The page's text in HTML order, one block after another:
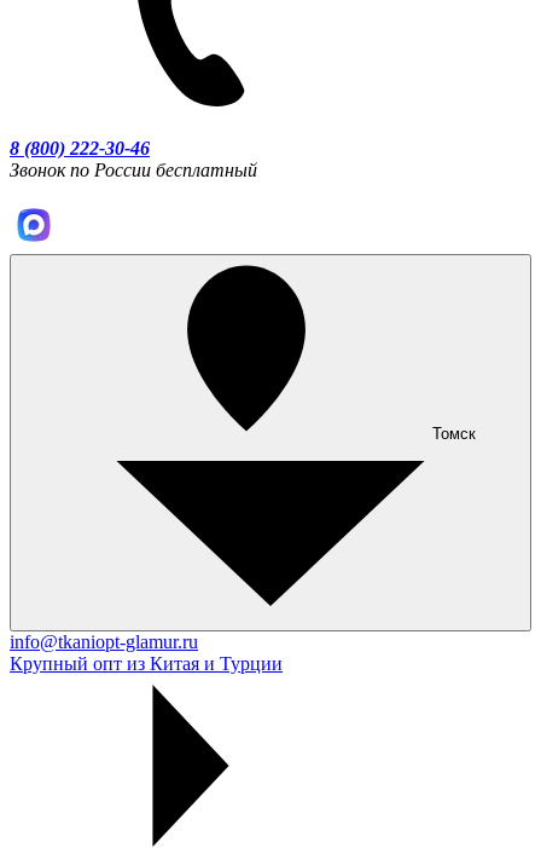
8 (800) 222-30-46
Звонок по России бесплатный
Томск
info@tkaniopt-glamur.ru
Крупный опт из Китая и Турции